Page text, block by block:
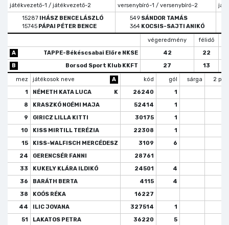
játékvezető-1 / játékvezető-2 versenybíró-1 / versenybíró-2
15287 IHÁSZ BENCE LÁSZLÓ
15745 PÁPAI PÉTER BENCE
549 SÁNDOR TAMÁS
364 KOCSIS-SAJTI ANIKÓ
végeredmény félidő
A
TAPPE-Békéscsabai Előre NKSE 42
22
B
Borsod Sport Klub KKFT 27 13
mez játékosok neve A kód gól sárga
2
1
NÉMETH KATA LUCA K 26240
1
8
KRASZKÓ NOÉMI MAJA 52414
1
9
GIRICZ LILLA KITTI 30175
1
10
KISS MIRTILL TERÉZIA 22308
1
15
KISS-WALFISCH MERCÉDESZ 3109
6
24
GERENCSÉR FANNI
28761
33
KUKELY KLÁRA ILDIKÓ 24501
4
36
BARÁTH BERTA 4115 4
38
KOÓS RÉKA
16227
44
ILIC JOVANA 327514 1
51
LAKATOS PETRA 36220
5